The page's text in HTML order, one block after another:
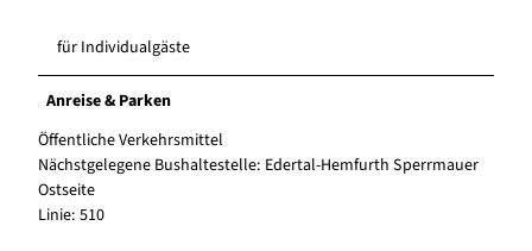
für Individualgäste
Anreise & Parken
Öffentliche Verkehrsmittel
Nächstgelegene Bushaltestelle: Edertal-Hemfurth Sperrmauer
Ostseite
Linie: 510